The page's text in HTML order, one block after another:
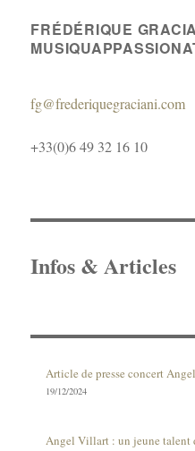
FRÉDÉRIQUE
fg@frederiquegraciani.com
+33(0)6 49 32 16 10
Infos & Articles
Article de presse concert
19/12/2024
Angel Villart : un jeune talent